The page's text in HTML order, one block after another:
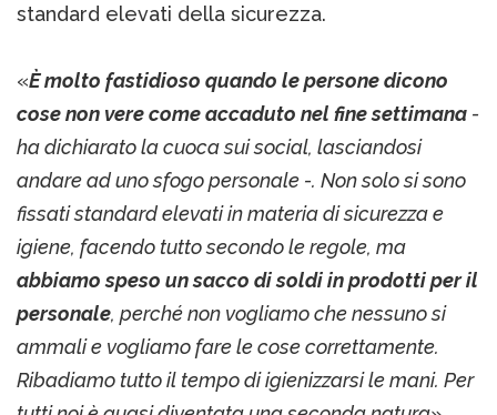
standard elevati della sicurezza.
«È molto fastidioso quando le persone dicono
cose non vere come accaduto nel fine settimana -
ha dichiarato la cuoca sui social, lasciandosi
andare ad uno sfogo personale -. Non solo si sono
fissati standard elevati in materia di sicurezza e
igiene, facendo tutto secondo le regole, ma
abbiamo speso un sacco di soldi in prodotti per il
personale, perché non vogliamo che nessuno si
ammali e vogliamo fare le cose correttamente.
Ribadiamo tutto il tempo di igienizzarsi le mani. Per